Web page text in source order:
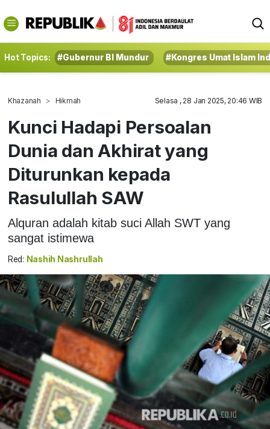
Hot Topics: #Gubernur BI Mundur #Kongres Umat Islam
Khazanah Hikmah Selasa , 28 Jan 2025, 20:46 WIB
Kunci Hadapi Persoalan
Dunia dan Akhirat yang
Diturunkan kepada
Rasulullah SAW
Alquran adalah kitab suci Allah SWT yang
sangat istimewa
Red: Nashih Nashrullah